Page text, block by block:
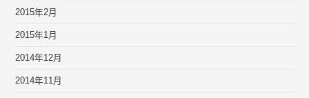
2015年2月
2015年1月
2014年12月
2014年11月